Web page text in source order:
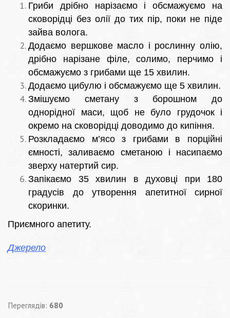
Гриби дрібно нарізаємо і обсмажуємо на
сковорідці без олії до тих пір, поки не піде
зайва волога.
Додаємо вершкове масло і рослинну олію,
дрібно нарізане філе, солимо, перчимо і
обсмажуємо з грибами ще 15 хвилин.
Додаємо цибулю і обсмажуємо ще 5 хвилин.
Змішуємо сметану з борошном до
однорідної маси, щоб не було грудочок і
окремо на сковорідці доводимо до кипіння.
Розкладаємо м’ясо з грибами в порційні
ємності, заливаємо сметаною і насипаємо
зверху натертий сир.
Запікаємо 35 хвилин в духовці при 180
градусів до утворення апетитної сирної
скоринки.
Приємного апетиту.
Джерело
Переглядів: 680